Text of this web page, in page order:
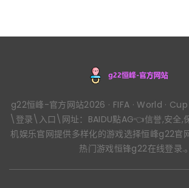
g22恒峰-官方网站2026 · FIFA · World ·
\登录\入口\网址：BAIDU點AG👈信誉,安全,
机娱乐官网提供多样化的游戏选择恒峰g22官
热门游戏恒锋g22在线登录.。